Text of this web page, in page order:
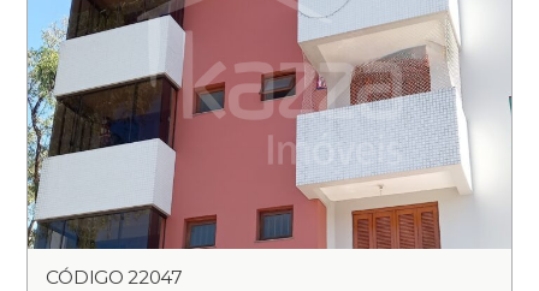
CÓDIGO 22047